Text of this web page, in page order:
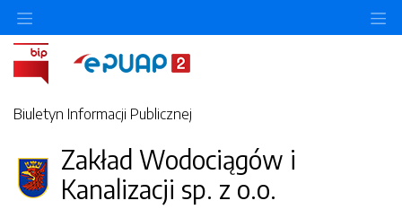
Biuletyn Informacji Publicznej
Zakład Wodociągów i
Kanalizacji sp. z o.o.